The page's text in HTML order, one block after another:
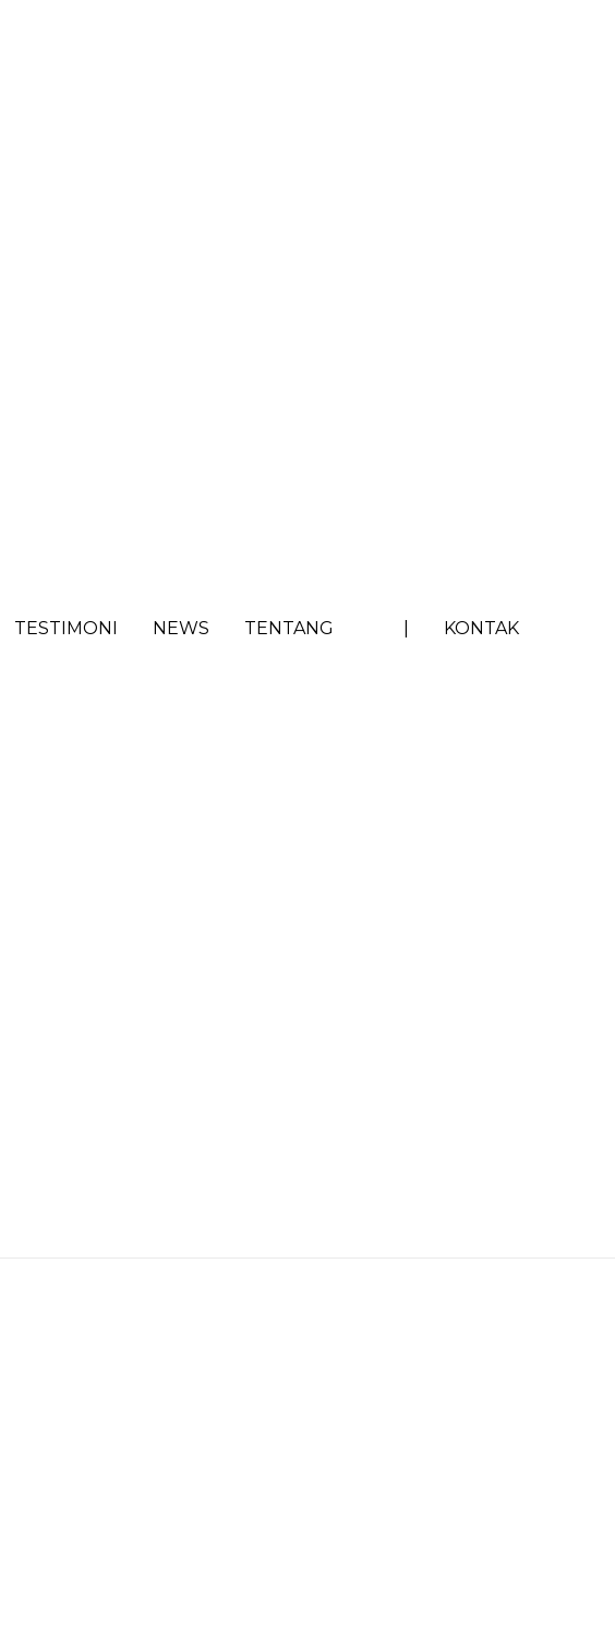
TESTIMONI NEWS TENTANG KONTAK